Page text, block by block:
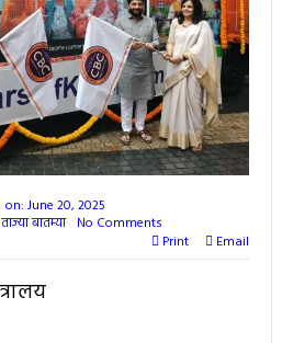
on: June 20, 2025
ताज्या बातम्या No Comments
Print
Email